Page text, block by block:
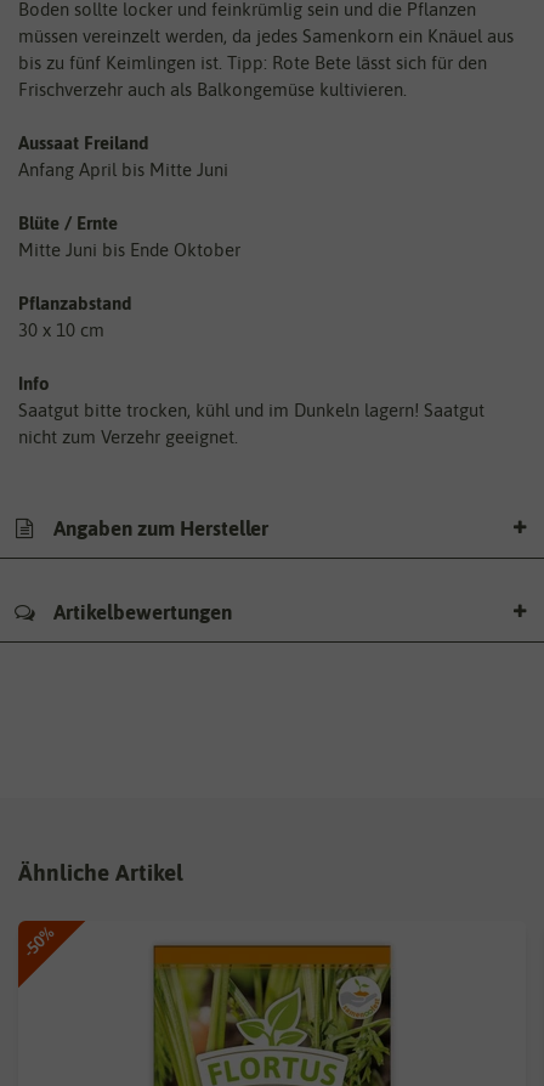
Boden sollte locker und feinkrümlig sein und die Pflanzen
müssen vereinzelt werden, da jedes Samenkorn ein Knäuel aus
bis zu fünf Keimlingen ist. Tipp: Rote Bete lässt sich für den
Frischverzehr auch als Balkongemüse kultivieren.
Aussaat Freiland
Anfang April bis Mitte Juni
Blüte / Ernte
Mitte Juni bis Ende Oktober
Pflanzabstand
30 x 10 cm
Info
Saatgut bitte trocken, kühl und im Dunkeln lagern! Saatgut
nicht zum Verzehr geeignet.
Angaben zum Hersteller
Artikelbewertungen
Ähnliche Artikel
-50%